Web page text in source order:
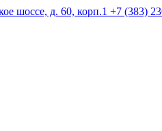
шоссе, д. 60, корп.1 +7 (383)